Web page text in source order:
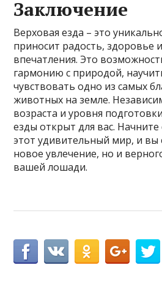
Заключение
Верховая езда – это
приносит радость, здоровье
впечатления. Это
гармонию с природой,
чувствовать одно из самых
животных на земле.
возраста и уровня
езды открыт для вас.
этот удивительный мир, и вы
новое увлечение, но и
вашей лошади.